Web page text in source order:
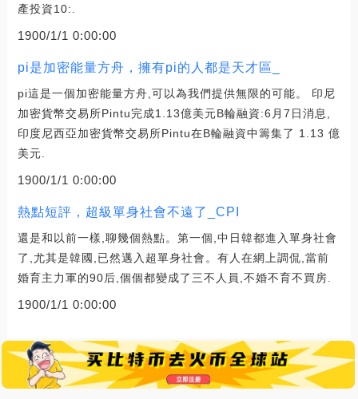
產投資10:.
1900/1/1 0:00:00
pi是加密能量方舟，擁有pi的人都是天才區_
pi這是一個加密能量方舟,可以為我們提供無限的可能。 印尼
加密貨幣交易所Pintu完成1.13億美元B輪融資:6月7日消息,
印度尼西亞加密貨幣交易所Pintu在B輪融資中籌集了 1.13 億
美元.
1900/1/1 0:00:00
熱點短評，超級單身社會不遠了_CPI
還是和以前一樣,聊幾個熱點。第一個,中日韓都進入單身社會
了,尤其是韓國,已然邁入超單身社會。有人在網上調侃,當前
婚育主力軍的90后,個個都變成了三不人員,不婚不育不買房.
1900/1/1 0:00:00